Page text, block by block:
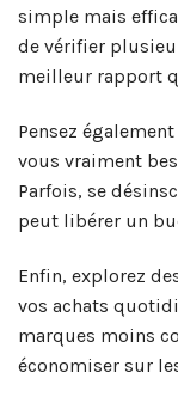
simple mais
de vérifier
meilleur rapport
Pensez
vous vraiment
Parfois, se
peut libérer un
Enfin, explorez
vos achats
marques moins
économiser sur